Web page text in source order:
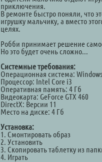
приключения.
В ремонте быстро поняли, что
игрушку мальчику, а вместо
целях.
Робби принимает решение
Но это будет очень сложно...
Системные требования:
Операционная система:
Процессор: Intel Core i3
Оперативная память: 4 Гб
Видеокарта: GeForce GTX 460
DirectX: Версии 11
Место на диске: 4 Гб
Установка:
1. Смонтировать образ
2. Установить
3. Скопировать таблетку из
4. Играть